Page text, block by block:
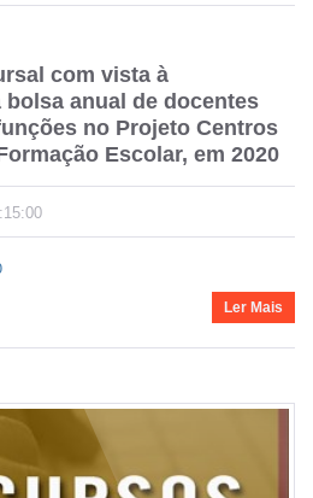
com vista à
anual de docentes
no Projeto Centros
Escolar, em 2020
Ler Mais